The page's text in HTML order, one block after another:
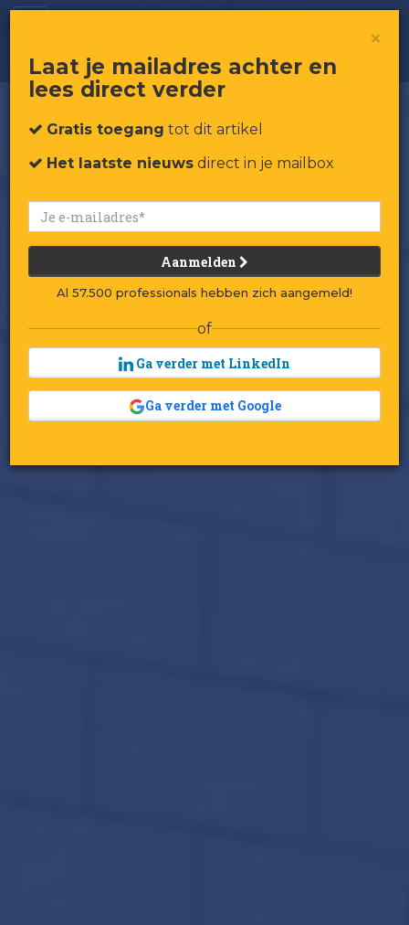
×
Laat je mailadres achter en
lees direct verder
Gratis toegang tot dit artikel
Het laatste nieuws direct in je mailbox
Aanmelden
Al 57.500 professionals hebben zich aangemeld!
of
Ga verder met LinkedIn
Ga verder met Google